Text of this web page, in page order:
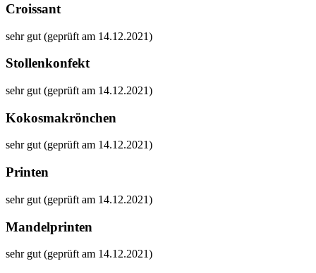
Croissant
sehr gut (geprüft am 14.12.2021)
Stollenkonfekt
sehr gut (geprüft am 14.12.2021)
Kokosmakrönchen
sehr gut (geprüft am 14.12.2021)
Printen
sehr gut (geprüft am 14.12.2021)
Mandelprinten
sehr gut (geprüft am 14.12.2021)